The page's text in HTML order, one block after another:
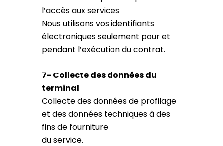
l’accès aux services
Nous utilisons vos identifiants
électroniques seulement pour et
pendant l’exécution du contrat.
7- Collecte des données du
terminal
Collecte des données de profilage
et des données techniques à des
fins de fourniture
du service.